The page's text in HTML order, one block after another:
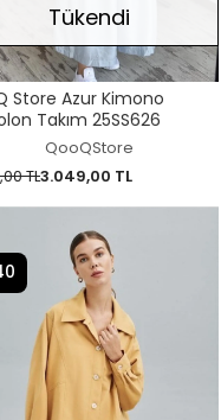
Tükendi
Store Azur Kimono
Takım 25SS626
QooQStore
TL3.049,00 TL